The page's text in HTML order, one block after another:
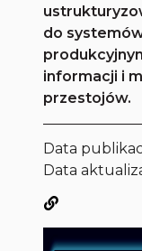
do
informacji i
przestojów.
Data
Data